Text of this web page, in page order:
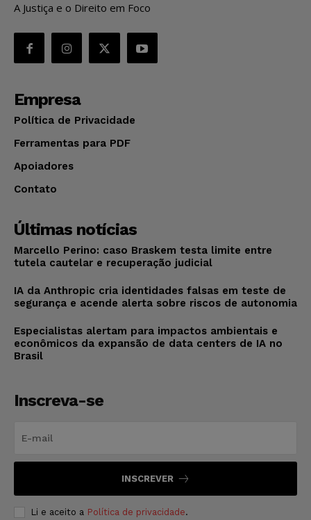
A Justiça e o Direito em Foco
Empresa
Política de Privacidade
Ferramentas para PDF
Apoiadores
Contato
Últimas notícias
Marcello Perino: caso Braskem testa limite entre
tutela cautelar e recuperação judicial
IA da Anthropic cria identidades falsas em teste de
segurança e acende alerta sobre riscos de autonomia
Especialistas alertam para impactos ambientais e
econômicos da expansão de data centers de IA no
Brasil
Inscreva-se
INSCREVER
Li e aceito a Política de privacidade.